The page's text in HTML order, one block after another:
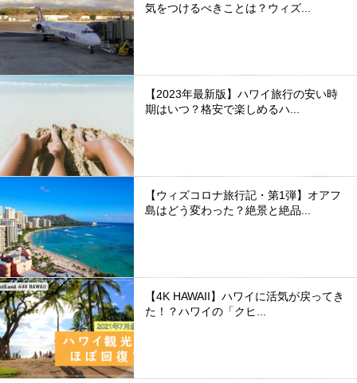
気をつけるべきことは？ウィズ...
【2023年最新版】ハワイ旅行の安い時
期はいつ？格安で楽しめるハ...
【ウィズコロナ旅行記・第1弾】オアフ
島はどう変わった？絶景と絶品...
【4K HAWAII】ハワイに活気が戻ってき
た！？ハワイの「クヒ...